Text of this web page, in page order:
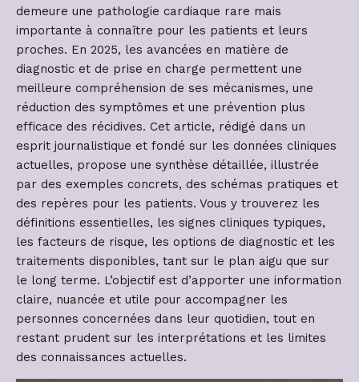
demeure une pathologie cardiaque rare mais
importante à connaître pour les patients et leurs
proches. En 2025, les avancées en matière de
diagnostic et de prise en charge permettent une
meilleure compréhension de ses mécanismes, une
réduction des symptômes et une prévention plus
efficace des récidives. Cet article, rédigé dans un
esprit journalistique et fondé sur les données cliniques
actuelles, propose une synthèse détaillée, illustrée
par des exemples concrets, des schémas pratiques et
des repères pour les patients. Vous y trouverez les
définitions essentielles, les signes cliniques typiques,
les facteurs de risque, les options de diagnostic et les
traitements disponibles, tant sur le plan aigu que sur
le long terme. L’objectif est d’apporter une information
claire, nuancée et utile pour accompagner les
personnes concernées dans leur quotidien, tout en
restant prudent sur les interprétations et les limites
des connaissances actuelles.